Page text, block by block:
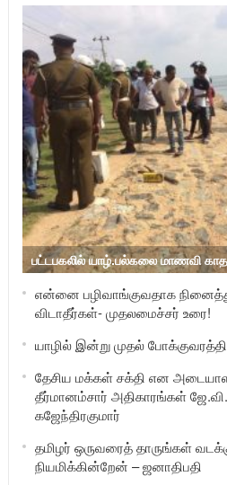
பட்டபகலில் யாழ்.பல்கலை மாணவி
என்னை பழிவாங்குவதாக
விடாதீர்கள்- முதலமைச்சர் உரை!
யாழில் இன்று முதல்
தேசிய மக்கள் சக்தி என
தீர்மானம்சார் அதிகாரங்கள்
கஜேந்திரகுமார்
தமிழர் ஒருவரைத் தாருங்கள்
நியமிக்கின்றேன் – ஜனாதிபதி